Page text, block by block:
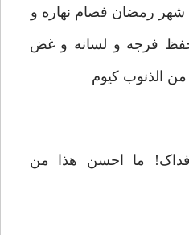
شهر رمضان فصام نهاره و
حفظ فرجه و لسانه و غض
الذنوب کيوم
ما احسن هذا من